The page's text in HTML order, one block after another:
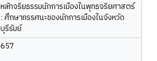
หลักจริยธรรมนักการเมืองในพุทธจริยศาสตร์
: ศึกษาทรรศนะของนักการเมืองในจังหวัด
บุรีรัมย์
657